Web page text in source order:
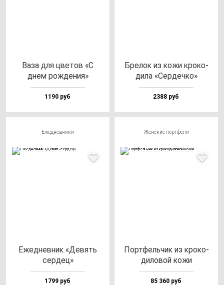
Ваза для цве­тов «С
днем рож­де­ния»
1190 руб
Бре­лок из ко­жи кро­ко­
ди­ла «Сер­деч­ко»
2388 руб
Ежедневники
Ежед­нев­ник «Девять
сер­дец»
1799 руб
Женские портфели
Пор­тфель­чик из кро­ко­
ди­ло­вой ко­жи
85 360 руб